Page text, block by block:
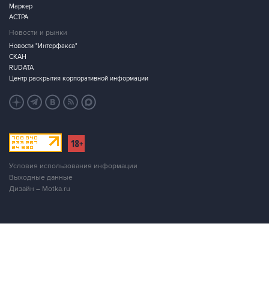
Маркер
АСТРА
Новости и рынки
Новости "Интерфакса"
СКАН
RUDATA
Центр раскрытия корпоративной информации
Условия использования информации
Выходные данные
Дизайн – Motka.ru